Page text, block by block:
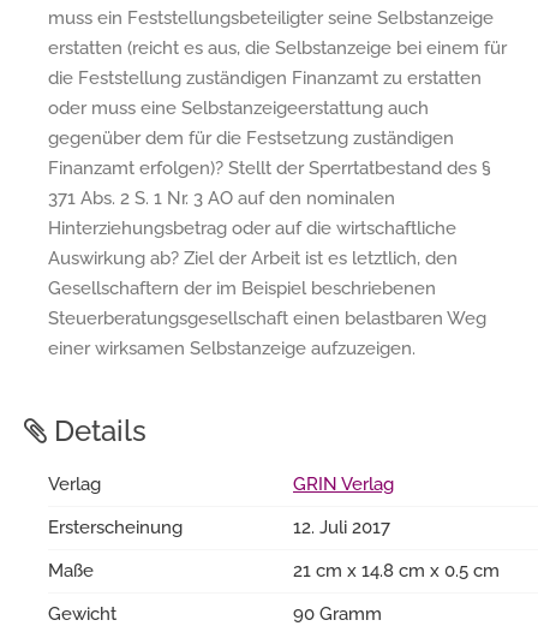
muss ein Feststellungsbeteiligter seine Selbstanzeige
erstatten (reicht es aus, die Selbstanzeige bei einem für
die Feststellung zuständigen Finanzamt zu erstatten
oder muss eine Selbstanzeigeerstattung auch
gegenüber dem für die Festsetzung zuständigen
Finanzamt erfolgen)? Stellt der Sperrtatbestand des §
371 Abs. 2 S. 1 Nr. 3 AO auf den nominalen
Hinterziehungsbetrag oder auf die wirtschaftliche
Auswirkung ab? Ziel der Arbeit ist es letztlich, den
Gesellschaftern der im Beispiel beschriebenen
Steuerberatungsgesellschaft einen belastbaren Weg
einer wirksamen Selbstanzeige aufzuzeigen.
Details
Verlag
GRIN Verlag
Ersterscheinung
12. Juli 2017
Maße
21 cm x 14.8 cm x 0.5 cm
Gewicht
90 Gramm